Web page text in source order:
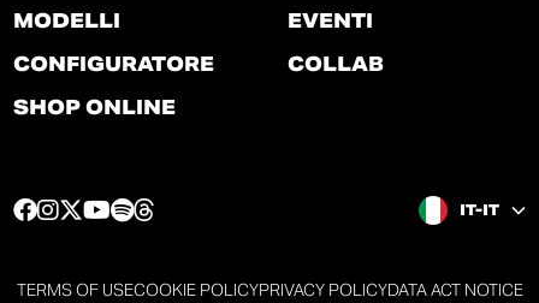
MODELLI
CONFIGURATORE
SHOP ONLINE
EVENTI
COLLAB
L
a
L
a
L
a
L
a
L
a a
IT-IT
TERMS OF USECOOKIE POLICYPRIVACY POLICYDATA ACT NOTICE